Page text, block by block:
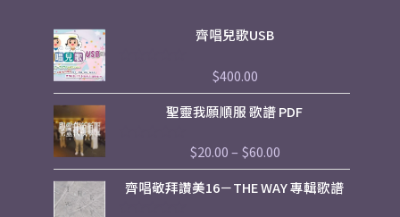
齊唱兒歌USB
$400.00
聖靈我願順服 歌譜 PDF
滿
$20.00– $60.00
range:
through
$60.00
齊唱敬拜讚美16－THE WAY 專輯歌譜